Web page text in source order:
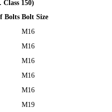
Class 150)
Bolts Bolt Size
M16
M16
M16
M16
M16
M19